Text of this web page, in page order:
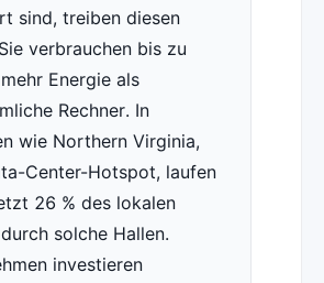
sind, treiben diesen
verbrauchen bis zu
Energie als
Rechner. In
wie Northern Virginia,
Center-Hotspot, laufen
26 % des lokalen
solche Hallen.
investieren